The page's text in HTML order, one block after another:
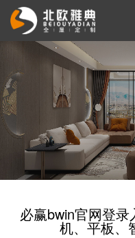
必赢bwin官网登
机、平板、